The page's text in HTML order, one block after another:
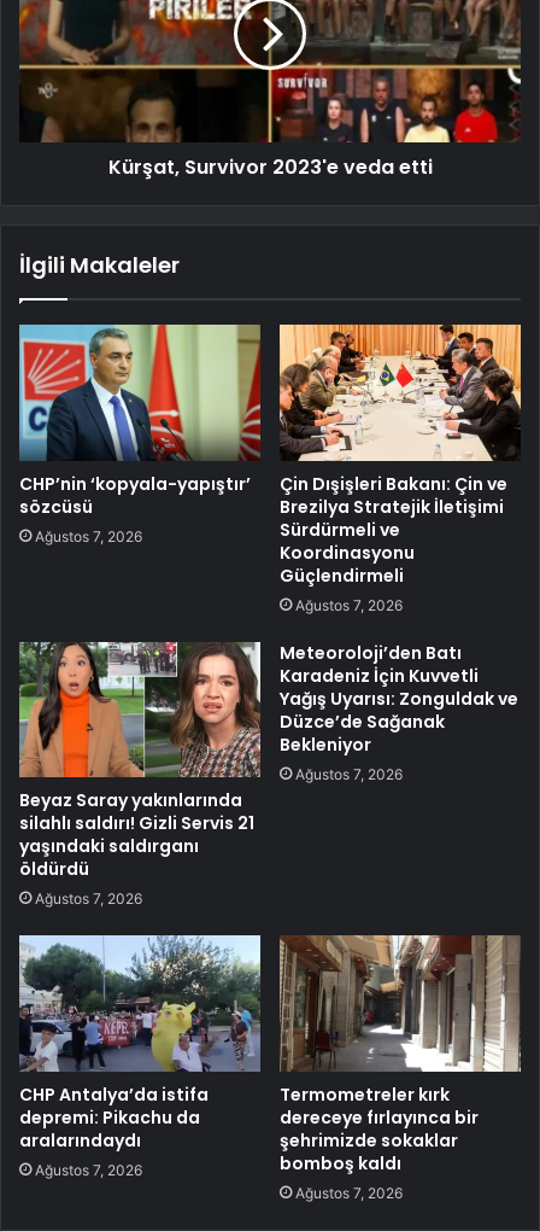
Kürşat, Survivor 2023'e veda etti
İlgili Makaleler
CHP’nin ‘kopyala-yapıştır’
sözcüsü
Ağustos 7, 2026
Çin Dışişleri Bakanı: Çin ve
Brezilya Stratejik İletişimi
Sürdürmeli ve
Koordinasyonu
Güçlendirmeli
Ağustos 7, 2026
Beyaz Saray yakınlarında
silahlı saldırı! Gizli Servis 21
yaşındaki saldırganı
öldürdü
Ağustos 7, 2026
Meteoroloji’den Batı
Karadeniz İçin Kuvvetli
Yağış Uyarısı: Zonguldak ve
Düzce’de Sağanak
Bekleniyor
Ağustos 7, 2026
CHP Antalya’da istifa
depremi: Pikachu da
aralarındaydı
Ağustos 7, 2026
Termometreler kırk
dereceye fırlayınca bir
şehrimizde sokaklar
bomboş kaldı
Ağustos 7, 2026